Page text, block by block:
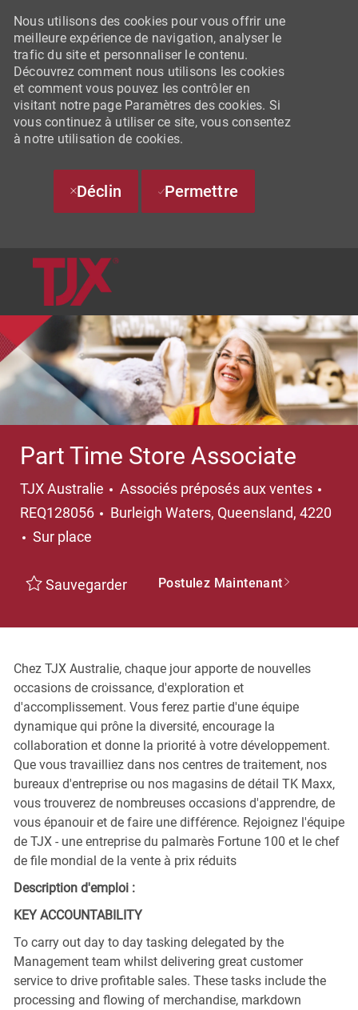
SKIP TO MAIN CONTENT
Nous utilisons des cookies pour vous offrir une
meilleure expérience de navigation, analyser le
trafic du site et personnaliser le contenu.
Découvrez comment nous utilisons les cookies
et comment vous pouvez les contrôler en
visitant notre page Paramètres des cookies. Si
vous continuez à utiliser ce site, vous consentez
à notre utilisation de cookies.
Déclin Permettre
Part Time Store Associate
TJX Australie Catégorie
Associés préposés aux ventes
REQ128056
Emplacement
Burleigh Waters, Queensland, 4220
Sur place
Sauvegarder Postulez Maintenant
Chez TJX Australie, chaque jour apporte de nouvelles
occasions de croissance, d'exploration et
d'accomplissement. Vous ferez partie d'une équipe
dynamique qui prône la diversité, encourage la
collaboration et donne la priorité à votre développement.
Que vous travailliez dans nos centres de traitement, nos
bureaux d'entreprise ou nos magasins de détail TK Maxx,
vous trouverez de nombreuses occasions d'apprendre, de
vous épanouir et de faire une différence. Rejoignez l'équipe
de TJX - une entreprise du palmarès Fortune 100 et le chef
de file mondial de la vente à prix réduits
Description d'emploi :
KEY ACCOUNTABILITY
To carry out day to day tasking delegated by the
Management team whilst delivering great customer
service to drive profitable sales. These tasks include the
processing and flowing of merchandise, markdown